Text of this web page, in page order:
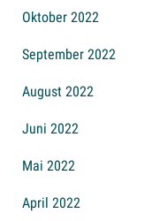
Oktober 2022
September 2022
August 2022
Juni 2022
Mai 2022
April 2022